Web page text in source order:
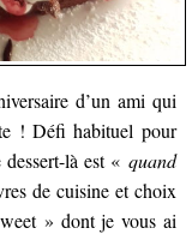
d’un ami qui
!Défi habituel pour
là est « quand
de cuisine et choix
» dont je vous ai